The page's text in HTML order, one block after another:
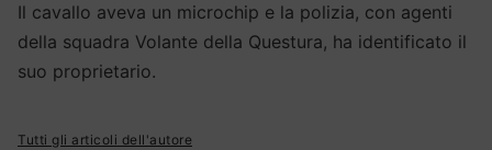
Il cavallo aveva un microchip e la polizia, con agenti
della squadra Volante della Questura, ha identificato il
suo proprietario.
Tutti gli articoli dell'autore